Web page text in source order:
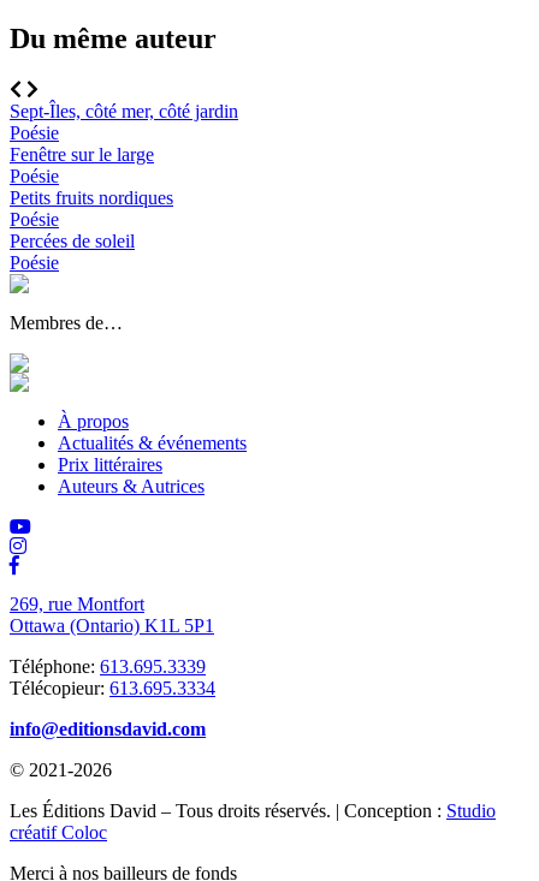
Du même auteur
Sept-Îles, côté mer, côté jardin
Poésie
Fenêtre sur le large
Poésie
Petits fruits nordiques
Poésie
Percées de soleil
Poésie
Membres de…
À propos
Actualités & événements
Prix littéraires
Auteurs & Autrices
269, rue Montfort
Ottawa (Ontario) K1L 5P1
Téléphone: 613.695.3339
Télécopieur: 613.695.3334
info@editionsdavid.com
© 2021-2026
Les Éditions David – Tous droits réservés. | Conception : Studio
créatif Coloc
Merci à nos bailleurs de fonds